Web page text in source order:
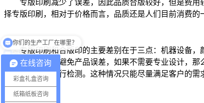
专版印刷减少了误差，因此品质合版较好，但是费
择专版印刷，相对于价格而言，品质还是人们目前消费的
专版印刷和合版印的主要差别在于三点：机器设备
的提供方案。为避免产品误差，如果不需要专业设计，
者对应的设备进行检测。这种情况只能尽量满足客户的需
在线咨询
彩盒礼盒咨询
纸箱纸板咨询
你们有提供设计吗？